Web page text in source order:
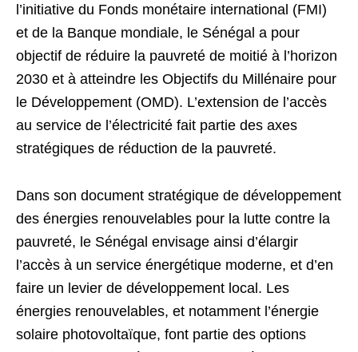
l’initiative du Fonds monétaire international (FMI)
et de la Banque mondiale, le Sénégal a pour
objectif de réduire la pauvreté de moitié à l’horizon
2030 et à atteindre les Objectifs du Millénaire pour
le Développement (OMD). L’extension de l’accès
au service de l’électricité fait partie des axes
stratégiques de réduction de la pauvreté.
Dans son document stratégique de développement
des énergies renouvelables pour la lutte contre la
pauvreté, le Sénégal envisage ainsi d’élargir
l’accès à un service énergétique moderne, et d’en
faire un levier de développement local. Les
énergies renouvelables, et notamment l’énergie
solaire photovoltaïque, font partie des options